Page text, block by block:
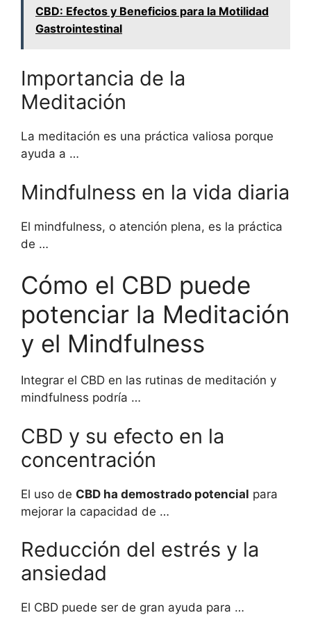
CBD: Efectos y Beneficios para la Motilidad
Gastrointestinal
Importancia de la
Meditación
La meditación es una práctica valiosa porque
ayuda a …
Mindfulness en la vida diaria
El mindfulness, o atención plena, es la práctica
de …
Cómo el CBD puede
potenciar la Meditación
y el Mindfulness
Integrar el CBD en las rutinas de meditación y
mindfulness podría …
CBD y su efecto en la
concentración
El uso de CBD ha demostrado potencial para
mejorar la capacidad de …
Reducción del estrés y la
ansiedad
El CBD puede ser de gran ayuda para …